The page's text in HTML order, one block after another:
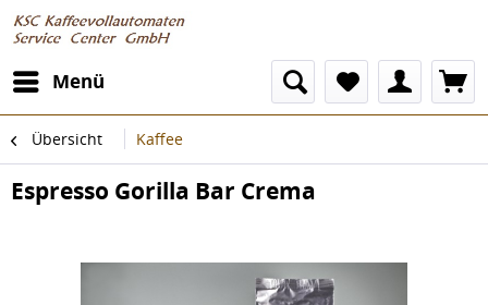
Menü
Übersicht Kaffee
Espresso Gorilla Bar Crema